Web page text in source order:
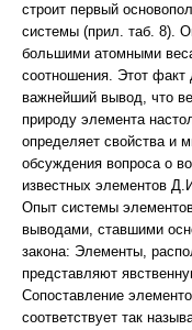
строит первый
системы (прил. таб. 8).
большими атомными
соотношения. Этот
важнейший вывод, что
природу элемента
определяет свойства и
обсуждения вопроса о
известных элементов
Опыт системы
выводами, ставшими
закона: Элементы,
представляют
Сопоставление
соответствует так